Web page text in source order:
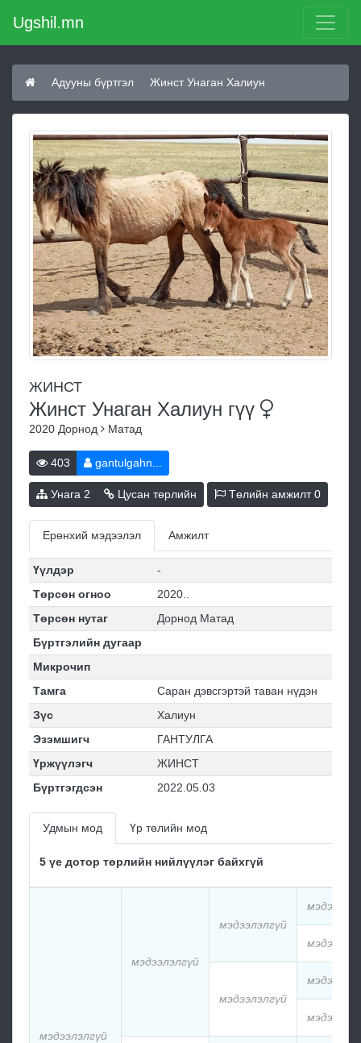
Ugshil.mn
Адууны бүртгэл Жинст Унаган Халиун
ЖИНСТ
Жинст Унаган Халиун гүү
2020 Дорнод Матад
403 gantulgahn...
Унага 2 Цусан төрлийн Төлийн амжилт0
Ерөнхий мэдээлэл Амжилт
Үүлдэр
-
Төрсөн огноо
2020..
Төрсөн нутаг
Дорнод Матад
Бүртгэлийн дугаар
Микрочип
Тамга
Саран дэвсгэртэй таван нүдэн
Зүс
Халиун
Эзэмшигч
ГАНТУЛГА
Үржүүлэгч
ЖИНСТ
Бүртгэгдсэн
2022.05.03
Удмын мод Үр төлийн мод
5 үе дотор төрлийн нийлүүлэг байхгүй
мэдээлэлгүй
мэдээлэлгүй
мэдээлэлгүй
мэдээлэлгүй